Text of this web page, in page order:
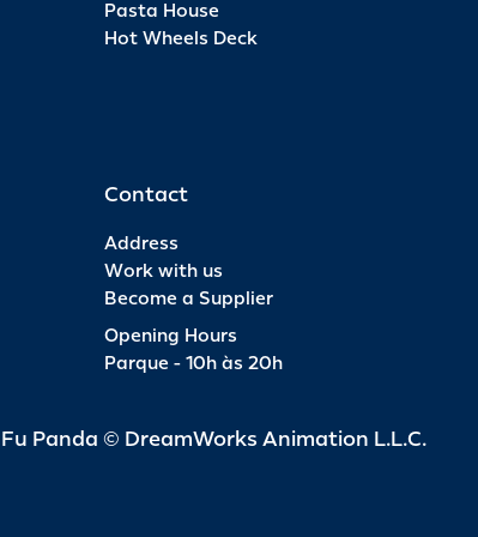
Pasta House
Hot Wheels Deck
Contact
Address
Work with us
Become a Supplier
Opening Hours
Parque - 10h às 20h
Panda © DreamWorks Animation L.L.C.